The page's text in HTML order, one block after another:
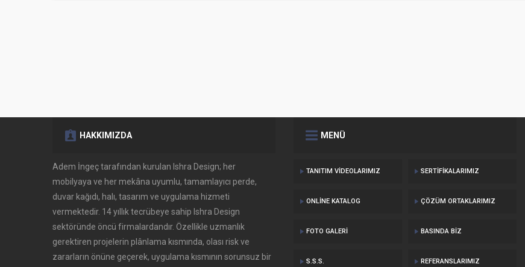
HAKKIMIZDA
Adem İngeç tarafından kurulan Ishra Design; her
mobilyaya ve her mekâna uyumlu, tamamlayıcı perde,
duvar kağıdı, halı, tasarım ve uygulama hizmeti
vermektedir. 14 yıllık tecrübeye sahip Ishra Design
sektöründe öncü firmalardandır. Özellikle uzmanlık
gerektiren projelerin plânlama kısmında, olası risk ve
zararların önüne geçerek, uygulama kısmının sorunsuz bir
MENÜ
TANITIM VIDEOLARIMIZ SERTIFIKALARIMIZ
ONLINE KATALOG ÇÖZÜM ORTAKLARIMIZ
FOTO GALERI BASINDA BIZ
S.S.S. REFERANSLARIMIZ